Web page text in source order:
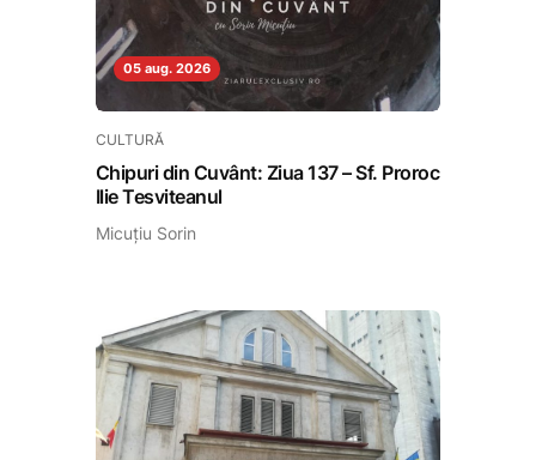
05 aug. 2026
CULTURĂ
Chipuri din Cuvânt: Ziua 137 – Sf. Proroc
Ilie Tesviteanul
Micuțiu Sorin